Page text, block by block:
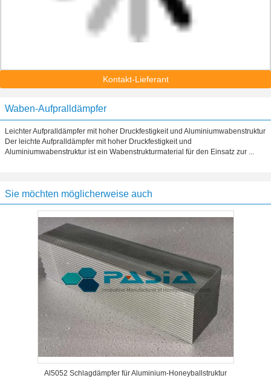
Kontakt-Lieferant
Waben-Aufpralldämpfer
Leichter Aufpralldämpfer mit hoher Druckfestigkeit und Aluminiumwabenstruktur
Der leichte Aufpralldämpfer mit hoher Druckfestigkeit und
Aluminiumwabenstruktur ist ein Wabenstrukturmaterial für den Einsatz zur ...
Sie möchten möglicherweise auch
Al5052 Schlagdämpfer für Aluminium-Honeyballstruktur